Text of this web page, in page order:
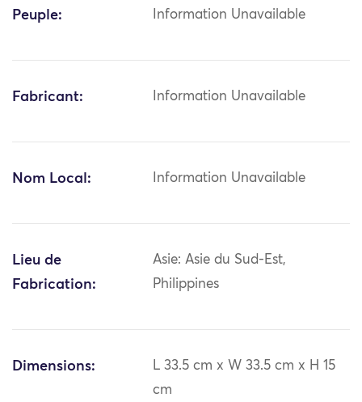
Peuple: Information Unavailable
Fabricant: Information Unavailable
Nom Local: Information Unavailable
Lieu de
Fabrication:
Asie: Asie du Sud-Est,
Philippines
Dimensions:
L 33.5 cm x W 33.5 cm x H 15
cm